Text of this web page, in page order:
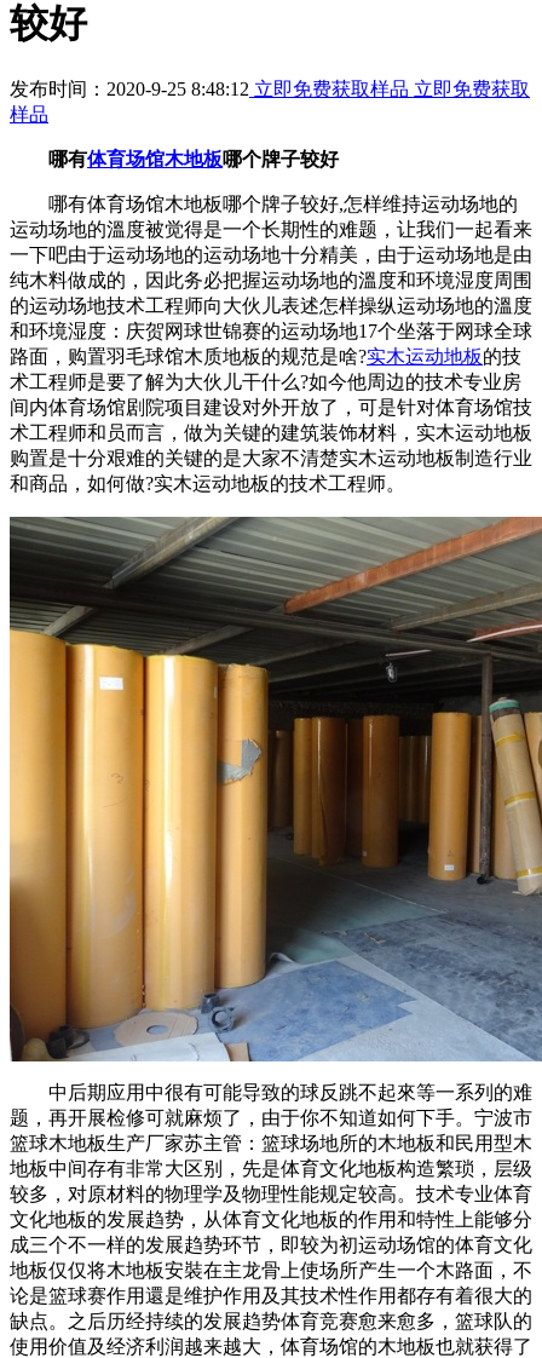
较好
发布时间：2020-9-25 8:48:12 立即免费获取样品 立即免费获取
样品
哪有体育场馆木地板哪个牌子较好
哪有体育场馆木地板哪个牌子较好,怎样维持运动场地的
运动场地的溫度被觉得是一个长期性的难题，让我们一起看来
一下吧由于运动场地的运动场地十分精美，由于运动场地是由
纯木料做成的，因此务必把握运动场地的溫度和环境湿度周围
的运动场地技术工程师向大伙儿表述怎样操纵运动场地的溫度
和环境湿度：庆贺网球世锦赛的运动场地17个坐落于网球全球
路面，购置羽毛球馆木质地板的规范是啥?实木运动地板的技
术工程师是要了解为大伙儿干什么?如今他周边的技术专业房
间内体育场馆剧院项目建设对外开放了，可是针对体育场馆技
术工程师和员而言，做为关键的建筑装饰材料，实木运动地板
购置是十分艰难的关键的是大家不清楚实木运动地板制造行业
和商品，如何做?实木运动地板的技术工程师。
中后期应用中很有可能导致的球反跳不起來等一系列的难
题，再开展检修可就麻烦了，由于你不知道如何下手。宁波市
篮球木地板生产厂家苏主管：篮球场地所的木地板和民用型木
地板中间存有非常大区别，先是体育文化地板构造繁琐，层级
较多，对原材料的物理学及物理性能规定较高。技术专业体育
文化地板的发展趋势，从体育文化地板的作用和特性上能够分
成三个不一样的发展趋势环节，即较为初运动场馆的体育文化
地板仅仅将木地板安裝在主龙骨上使场所产生一个木路面，不
论是篮球赛作用還是维护作用及其技术性作用都存有着很大的
缺点。之后历经持续的发展趋势体育竞赛愈来愈多，篮球队的
使用价值及经济利润越来越大，体育场馆的木地板也就获得了